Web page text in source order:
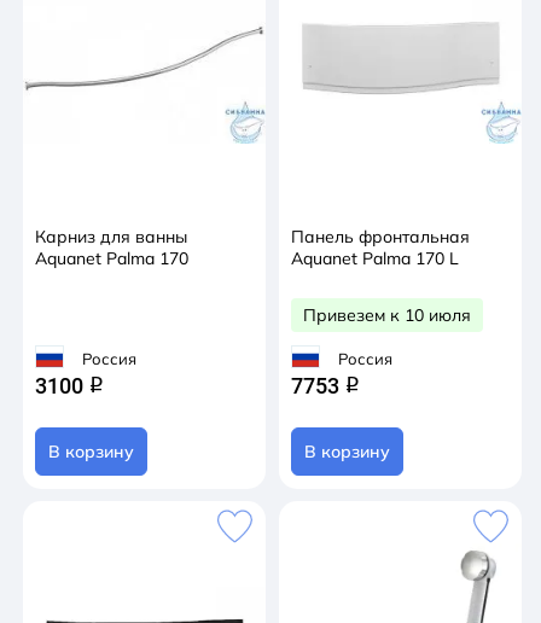
Карниз для ванны
Aquanet Palma 170
Россия
3100 q
В корзину
Панель фронтальная
Aquanet Palma 170 L
Привезем к 10 июля
Россия
7753 q
В корзину